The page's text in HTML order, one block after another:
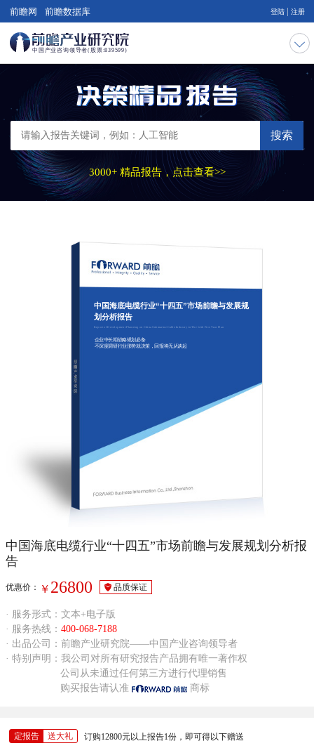
前瞻网 前瞻数据库 登陆 注册
搜索
3000+ 精品报告，点击查看>>
中国海底电缆行业“十四五”市场前瞻与发展规
划分析报告
Report of Development Planning on China Submarine Cable Industry in The 14th Five Year Plan
企业中长期战略规划必备
不深度调研行业形势就决策，回报将无从谈起
中国海底电缆行业“十四五”市场前瞻与发展规划分析报
告
优惠价： ￥ 26800 品质保证
· 服务形式：文本+电子版
· 服务热线： 400-068-7188
· 出品公司：前瞻产业研究院——中国产业咨询领导者
· 特别声明：我公司对所有研究报告产品拥有唯一著作权
公司从未通过任何第三方进行代理销售
购买报告请认准
商标
定报告 送大礼 订购12800元以上报告1份，即可得以下赠送